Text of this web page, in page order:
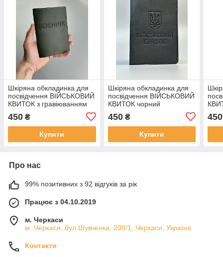
Шкіряна обкладинка для
посвідчення ВІЙСЬКОВИЙ
КВИТОК з гравіюванням
450 ₴
Купити
Шкіряна обкладинка для
посвідчення ВІЙСЬКОВИЙ
КВИТОК чорний
450₴
Купити
450
Про нас
99% позитивних з 92 відгуків за рік
Працює з 04.10.2019
м. Черкаси
м. Черкаси, бул.Шувченка, 208/1, Черкаси, Україна
Контакти